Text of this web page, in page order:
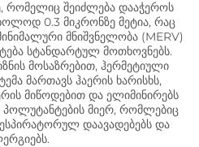
რომელიც შეიძლება დააჭეროს
0.3 მიკრონზე მეტია, რაც
მნიშვნელობა (MERV)
სტანდარტულ მოთხოვნებს.
მოსაზრებით, ჰერმეტიული
მართავს ჰაერის ხარისხს,
მიწოდებით და ელიმინირებს
პოლუტანტების მიერ, რომლებიც
დაავადებებს და